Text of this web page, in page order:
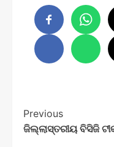
Post
Previous
ଜିଲ୍ଲାସ୍ତରୀୟ ବିସିଜି